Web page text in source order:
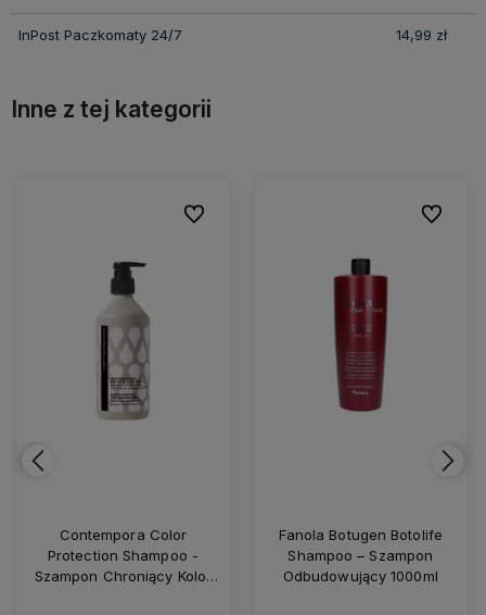
InPost Paczkomaty 24/7 14,99 zł
Inne z tej kategorii
Contempora Color
Protection Shampoo -
Szampon Chroniący Kolor
Do ulubionych
Do ulubionych
Fanola Botugen Botolife
Shampoo – Szampon
Odbudowujący 1000ml
Do
Do